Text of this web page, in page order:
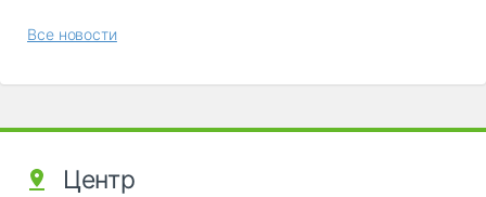
Все новости
Центр